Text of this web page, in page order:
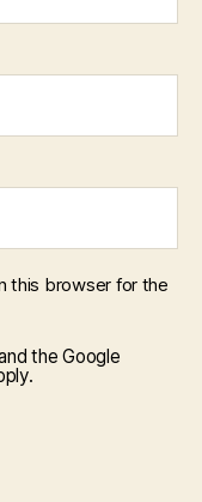
this browser for the
the Google